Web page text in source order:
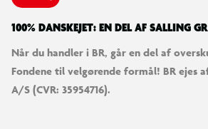
100% DANSKEJET: EN DEL AF SALLING
Når du handler i BR, går en del af
Fondene til velgørende formål! BR ejes
A/S (CVR: 35954716).